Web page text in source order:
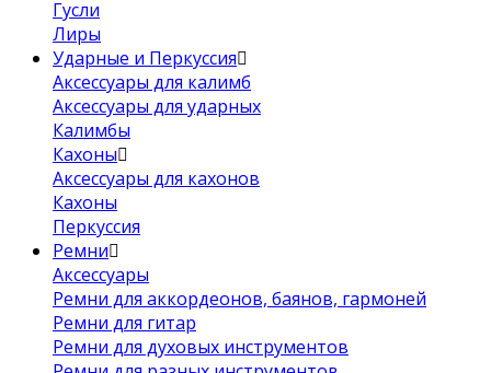
Гусли
Лиры
Ударные и Перкуссия
Аксессуары для калимб
Аксессуары для ударных
Калимбы
Кахоны
Аксессуары для кахонов
Кахоны
Перкуссия
Ремни
Аксессуары
Ремни для аккордеонов, баянов, гармоней
Ремни для гитар
Ремни для духовых инструментов